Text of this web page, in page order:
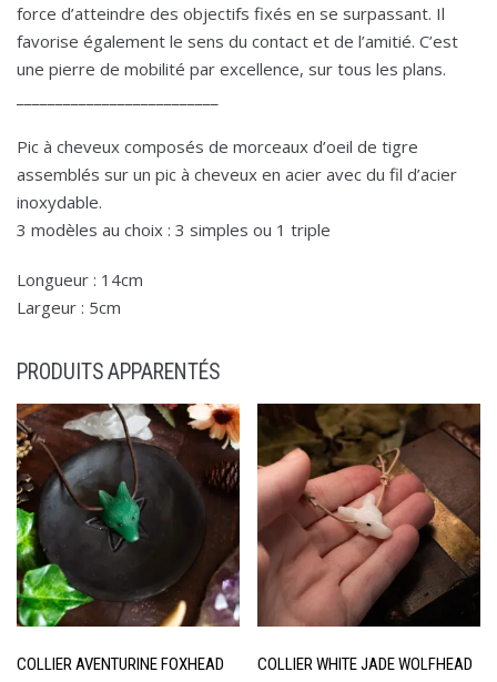
force d’atteindre des objectifs fixés en se surpassant. Il
favorise également le sens du contact et de l’amitié. C’est
une pierre de mobilité par excellence, sur tous les plans.
Pic à cheveux composés de morceaux d’oeil de tigre
assemblés sur un pic à cheveux en acier avec du fil d’acier
inoxydable.
3 modèles au choix : 3 simples ou 1 triple
Longueur : 14cm
Largeur : 5cm
PRODUITS APPARENTÉS
COLLIER AVENTURINE FOXHEAD
COLLIER WHITE JADE WOLFHEAD